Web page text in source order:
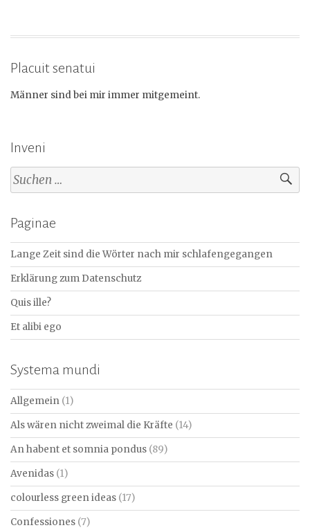
Placuit senatui
Männer sind bei mir immer mitgemeint.
Inveni
Suchen
nach:
Paginae
Lange Zeit sind die Wörter nach mir schlafengegangen
Erklärung zum Datenschutz
Quis ille?
Et alibi ego
Systema mundi
Allgemein (1)
Als wären nicht zweimal die Kräfte (14)
An habent et somnia pondus (89)
Avenidas (1)
colourless green ideas (17)
Confessiones (7)